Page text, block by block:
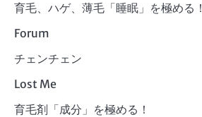
育毛、ハゲ、薄毛「睡眠」を極める！
Forum
チェンチェン
Lost Me
育毛剤「成分」を極める！